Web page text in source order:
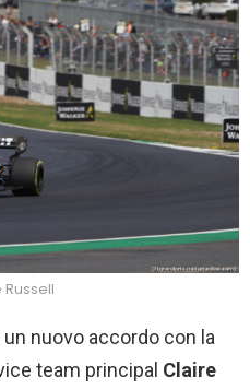
nuovo accordo con la
team principal Claire